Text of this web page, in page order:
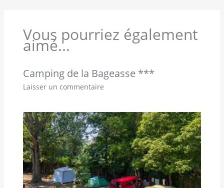
Vous pourriez également
aimé...
Camping de la Bageasse ***
Laisser un commentaire